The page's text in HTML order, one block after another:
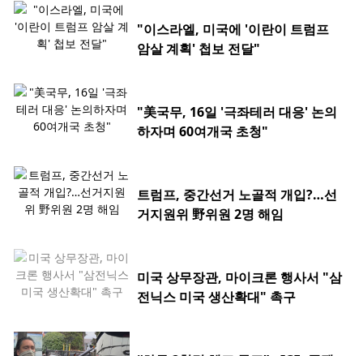
"이스라엘, 미국에 '이란이 트럼프
암살 계획' 첩보 전달"
"美국무, 16일 '극좌테러 대응' 논의
하자며 60여개국 초청"
트럼프, 중간선거 노골적 개입?…선
거지원위 野위원 2명 해임
미국 상무장관, 마이크론 행사서 "삼
전닉스 미국 생산확대" 촉구